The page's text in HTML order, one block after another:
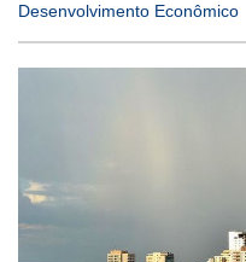
Desenvolvimento Econômico